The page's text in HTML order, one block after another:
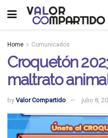
Home Comunicados
Croquetón
maltrato
by Valor Compartido julio 8,